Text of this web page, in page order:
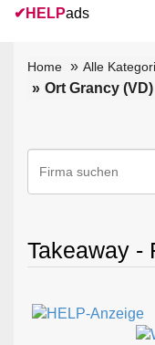
✔ HELPads
Home Alle
Ort Grancy (VD)
Takeaway -